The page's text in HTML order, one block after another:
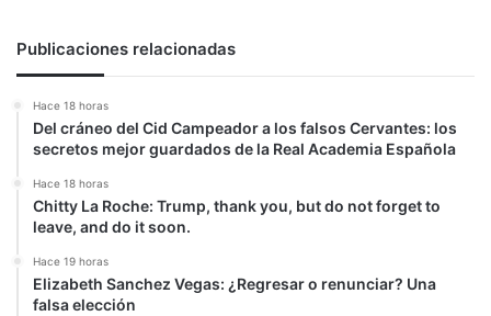
Publicaciones relacionadas
Hace 18 horas
Del cráneo del Cid Campeador a los falsos Cervantes: los
secretos mejor guardados de la Real Academia Española
Hace 18 horas
Chitty La Roche: Trump, thank you, but do not forget to
leave, and do it soon.
Hace 19 horas
Elizabeth Sanchez Vegas: ¿Regresar o renunciar? Una
falsa elección